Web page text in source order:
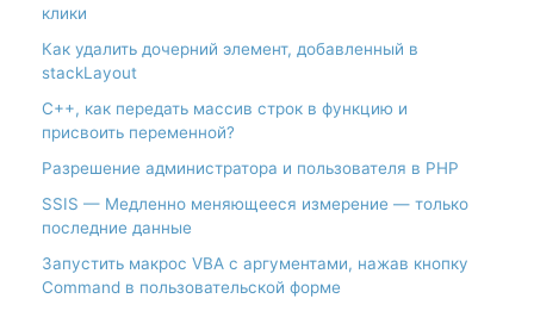
клики
Как удалить дочерний элемент, добавленный в
stackLayout
С++, как передать массив строк в функцию и
присвоить переменной?
Разрешение администратора и пользователя в PHP
SSIS — Медленно меняющееся измерение — только
последние данные
Запустить макрос VBA с аргументами, нажав кнопку
Command в пользовательской форме